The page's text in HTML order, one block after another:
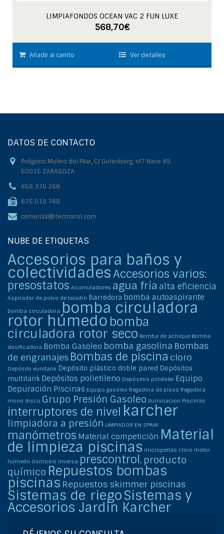
LIMPIAFONDOS OCEAN VAC 2 FUN LUXE
568,70€
Añadir al carrito Ver detalles
DATOS DE CONTACTO
Polígono Molino del Pilar, C/ Gutenberg, nº7 Nave 49.
50015 ZARAGOZA
658 376 268
876 018 788
comercial@tecmansl.com
NUBE DE ETIQUETAS
Accesorios para baños y
colectividadesAccesorios varios:
presostatos Acumuladores agua fría alta eficiencia
Aspirador de polvo de taladro Barredora bomba autoaspirante
bomba circuladora bomba circuladora
rotor húmedo bomba
circuladora rotor seco Bomba de achique Bomba
dosificadora Bomba Gasoleo bomba gasolina Bombas
de engranajes Bombas de piscina cloro
Depósito eurotank Depósito plástico doble pared Depósitos
multitank Depósitos polietileno Depósitos poliéster Equipo
Depuración Piscinas Equipo gasóleo fregadora de pisos fregadora
mono disco Grupo Presión Gasoleo Iluminacion Piscinas
interruptores de nivel karcher
limpiadora a presión LIMPIADOR EN SPRAY
manómetros Material competición Material
de limpieza piscinas microperlas cloro motor
húmedo Osmosis inversa prescontrol. producto
químico Repuestos bombas
piscinas Repuestos skimmer piscinas
Sistemas de riegoSistemas y
Accesorios Jardín Karcher